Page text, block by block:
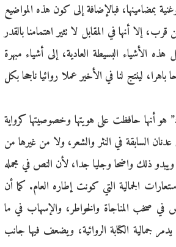
وغنية بمضامينها، فبالإضافة إلى كون هذه المواضيع
إلا أنها في المقابل لا تثير اهتمامنا بالقدر
الأشياء البسيطة العادية، إلى أشياء مبهرة
لينتج لنا في الأخير عملا روائيا ناجحا بكل
أنها حافظت على هويتها وخصوصيتها كرواية
السابقة في النثر والشعر، ولا من غيرها من
ويبدو ذلك واضحا وجليا جدا، لأن النص في مجمله
الجمالية التي كونت إطاره العام. كما أن
صخب المناجاة والخواطر، والإسهاب في ما
جمالية الكتابة الروائية، ويضعف فيها جانب